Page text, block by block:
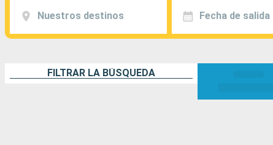
Nuestros destinos Fecha de salida
FILTRAR LA BÚSQUEDA